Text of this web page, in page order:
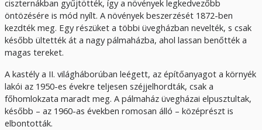
ciszternákban gyűjtötték, így a növények legkedvezőbb
öntözésére is mód nyílt. A növények beszerzését 1872-ben
kezdték meg. Egy részüket a többi üvegházban nevelték, s csak
később ültették át a nagy pálmaházba, ahol lassan benőtték a
magas tereket.
A kastély a II. világháborúban leégett, az építőanyagot a környék
lakói az 1950-es évekre teljesen széjjelhordták, csak a
főhomlokzata maradt meg. A pálmaház üvegházai elpusztultak,
később – az 1960-as években romosan álló – középrészt is
elbontották.